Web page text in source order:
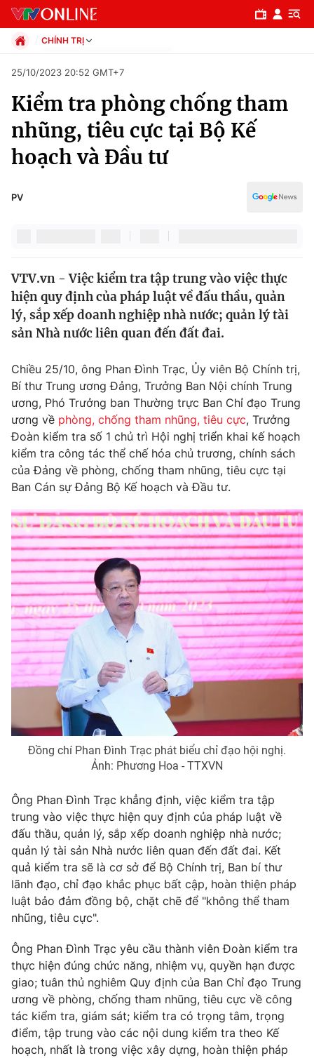
Chuyên mục
Chính trị
Thế giới
Tin tức
Câu chuyện quốc tế
Tài chính
Thị trường
Góc doanh nghiệp
Dữ liệu và đời sống
Truyền hình
Phim VTV
Hậu trường
Nhân vật
Khán giả
Giải sao mai
Giải trí
Điện ảnh
Âm nhạc
Sao
Đời sống
Du lịch
Làm đẹp
Chất lượng cuộc sống
Giáo dục
Tuyển sinh
Học trực tuyến
Công nghệ
Hitech Công nghệ tương lai
Sản phẩm
Thị trường
Giao lưu trực tuyến
Lịch phát sóng
Chuyên mục khác
Emagazine Podcast
Video Shorts video
VTV Money VTV Thể thao
VTV Sức khoẻ Bất động sản
Thị trường 24h Tấm lòng Việt
VTV4 Vươn mình bằng AI
VTV9 VTV8
CHÍNH TRỊ
Xã hội
Pháp luật
Thể thao
Truyền hình
25/10/2023 20:52 GMT+7
Kiểm tra phòng chống tham
nhũng, tiêu cực tại Bộ Kế
hoạch và Đầu tư
PV
VTV.vn - Việc kiểm tra tập trung vào việc thực
hiện quy định của pháp luật về đấu thầu, quản
lý, sắp xếp doanh nghiệp nhà nước; quản lý tài
sản Nhà nước liên quan đến đất đai.
Chiều 25/10, ông Phan Đình Trạc, Ủy viên Bộ Chính trị,
Bí thư Trung ương Đảng, Trưởng Ban Nội chính Trung
ương, Phó Trưởng ban Thường trực Ban Chỉ đạo Trung
ương về phòng, chống tham nhũng, tiêu cực, Trưởng
Đoàn kiểm tra số 1 chủ trì Hội nghị triển khai kế hoạch
kiểm tra công tác thể chế hóa chủ trương, chính sách
của Đảng về phòng, chống tham nhũng, tiêu cực tại
Ban Cán sự Đảng Bộ Kế hoạch và Đầu tư.
Đồng chí Phan Đình Trạc phát biểu chỉ đạo hội nghị.
Ảnh: Phương Hoa - TTXVN
Ông Phan Đình Trạc khẳng định, việc kiểm tra tập
trung vào việc thực hiện quy định của pháp luật về
đấu thầu, quản lý, sắp xếp doanh nghiệp nhà nước;
quản lý tài sản Nhà nước liên quan đến đất đai. Kết
quả kiểm tra sẽ là cơ sở để Bộ Chính trị, Ban bí thư
lãnh đạo, chỉ đạo khắc phục bất cập, hoàn thiện pháp
luật bảo đảm đồng bộ, chặt chẽ để "không thể tham
nhũng, tiêu cực".
Ông Phan Đình Trạc yêu cầu thành viên Đoàn kiểm tra
thực hiện đúng chức năng, nhiệm vụ, quyền hạn được
giao; tuân thủ nghiêm Quy định của Ban Chỉ đạo Trung
ương về phòng, chống tham nhũng, tiêu cực về công
tác kiểm tra, giám sát; kiểm tra có trọng tâm, trọng
điểm, tập trung vào các nội dung kiểm tra theo Kế
hoạch, nhất là trong việc xây dựng, hoàn thiện pháp